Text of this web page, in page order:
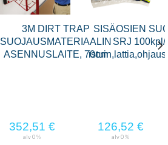
3M DIRT TRAP
SUOJAUSMATERIAALIN
ASENNUSLAITE, 70cm
352,51 €
alv 0 %
SISÄOSIEN
SRJ 100kpl/
126,52 €
alv 0 %